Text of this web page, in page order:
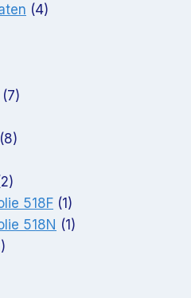
44
77
88
22
producten
518F 1 1
product
518N 1 1
2